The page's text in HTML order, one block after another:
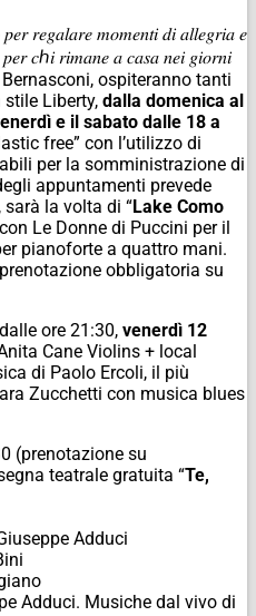
𝑟𝑒𝑔𝑎𝑙𝑎𝑟𝑒 𝑚𝑜𝑚𝑒𝑛𝑡𝑖 𝑑𝑖 𝑎𝑙𝑙𝑒𝑔𝑟𝑖𝑎 𝑒
𝑝𝑒𝑟 𝑐ℎ𝑖 𝑟𝑖𝑚𝑎𝑛𝑒 𝑎 𝑐𝑎𝑠𝑎 𝑛𝑒𝑖 𝑔𝑖𝑜𝑟𝑛𝑖
Bernasconi, ospiteranno tanti
stile Liberty, dalla domenica al
e il sabato dalle 18 a
free” con l’utilizzo di
per la somministrazione di
appuntamenti prevede
, sarà la volta di “Lake Como
Le Donne di Puccini per il
pianoforte a quattro mani.
obbligatoria su
ore 21:30, venerdì 12
Cane Violins + local
di Paolo Ercoli, il più
Zucchetti con musica blues
(prenotazione su
teatrale gratuita “Te,
Adduci
Adduci. Musiche dal vivo di